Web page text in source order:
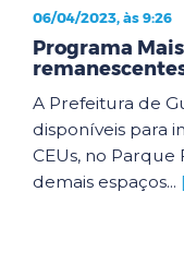
06/04/2023, às 9:26
Programa
A Prefeitura de
disponíveis para
CEUs, no Parque
demais espaços...